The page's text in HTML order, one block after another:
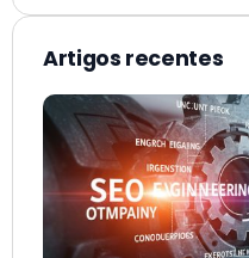
Artigos recentes